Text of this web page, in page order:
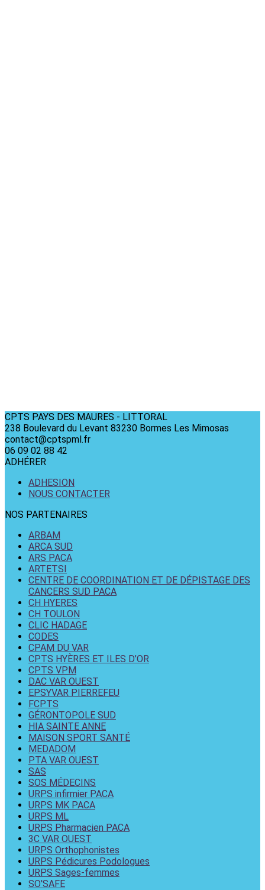
CPTS PAYS DES MAURES - LITTORAL
238 Boulevard du Levant 83230 Bormes Les Mimosas
contact@cptspml.fr
06 09 02 88 42
ADHÉRER
ADHESION
NOUS CONTACTER
NOS PARTENAIRES
ARBAM
ARCA SUD
ARS PACA
ARTETSI
CENTRE DE COORDINATION ET DE DÉPISTAGE DES
CANCERS SUD PACA
CH HYERES
CH TOULON
CLIC HADAGE
CODES
CPAM DU VAR
CPTS HYÈRES ET ILES D’OR
CPTS VPM
DAC VAR OUEST
EPSYVAR PIERREFEU
FCPTS
GÉRONTOPOLE SUD
HIA SAINTE ANNE
MAISON SPORT SANTÉ
MEDADOM
PTA VAR OUEST
SAS
SOS MÉDECINS
URPS infirmier PACA
URPS MK PACA
URPS ML
URPS Pharmacien PACA
3C VAR OUEST
URPS Orthophonistes
URPS Pédicures Podologues
URPS Sages-femmes
SO'SAFE